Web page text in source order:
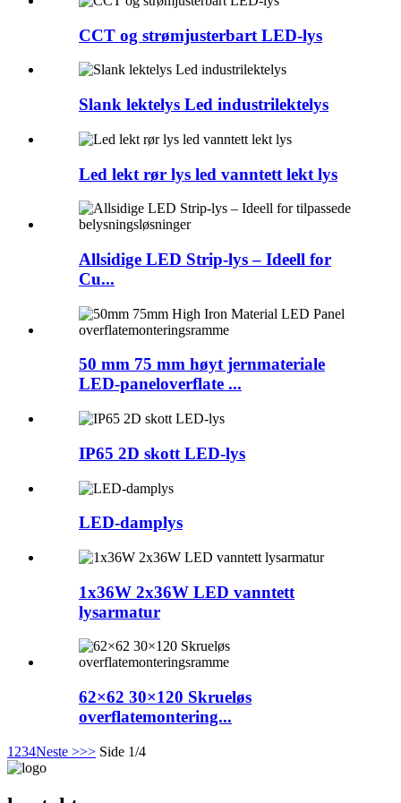
CCT og strømjusterbart LED-lys
Slank lektelys Led industrilektelys
Led lekt rør lys led vanntett lekt lys
Allsidige LED Strip-lys – Ideell for
Cu...
50 mm 75 mm høyt jernmateriale
LED-paneloverflate ...
IP65 2D skott LED-lys
LED-damplys
1x36W 2x36W LED vanntett
lysarmatur
62×62 30×120 Skrueløs
overflatemontering...
1 234Neste >>> Side 1/4